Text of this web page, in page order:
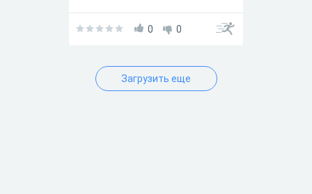
уважения военным, в первую
защищая Родину, кто
выполняет свой воинский
долг. Также 23 февраля
0 0
Загрузить еще